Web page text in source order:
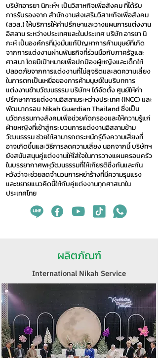
บริษัทอารยา นิกะห์ฯ เป็นวิสาหกิจเพื่อสังคม ที่ได้รับ
การรับรองจาก สำนักงานส่งเสริมวิสาหกิจเพื่อสังคม
(สวส.) ให้บริการให้คำปรึกษาและวางแผนการแต่งงาน
อิสลาม ระหว่างประเทศและในประเทศ บริษัท อารยา นิ
กะห์ เป็นองค์กรที่มุ่งมั่นแก้ปัญหาการค้ามนุษย์ที่เกิด
จากการแต่งงานผ่านพันธกิจที่ร่วมมือกับภาครัฐและ
ศาสนา โดยมีเป้าหมายเพื่อปกป้องผู้หญิงและเด็กให้
ปลอดภัยจากการแต่งงานที่ไม่สุจริตและลดความเสี่ยง
ในการตกเป็นเหยื่อของการค้ามนุษย์ในบริบทการ
แต่งงานข้ามวัฒนธรรม บริษัทฯ ได้จัดตั้ง ศูนย์ให้คำ
ปรึกษาการแต่งงานอิสลามระหว่างประเทศ (INCC) และ
พัฒนากรอบ Nikah Guardian Thailand ซึ่งเป็น
นวัตกรรมทางสังคมเพื่อช่วยคัดกรองและให้ความรู้แก่
ฝ่ายหญิงที่เข้าสู่กระบวนการแต่งงานอิสลามข้าม
วัฒนธรรม ช่วยให้สามารถตระหนักรู้ถึงความเสี่ยงที่
อาจเกิดขึ้นและวิธีการลดความเสี่ยง นอกจากนี้ บริษัทฯ
ยังสนับสนุนคู่แต่งงานให้ใส่ใจในการวางแผนครอบครัว
ในบรรยากาศพหุวัฒนธรรมที่ให้เกียรติซึ่งกันและกัน
หวังว่าจะช่วยลดจำนวนการหย่าร้างที่มีความรุนแรง
และขยายแนวคิดนี้ให้กับคู่แต่งงานทุกศาสนาใน
ประเทศไทย
ผลิตภัณฑ์
International Nikah Service